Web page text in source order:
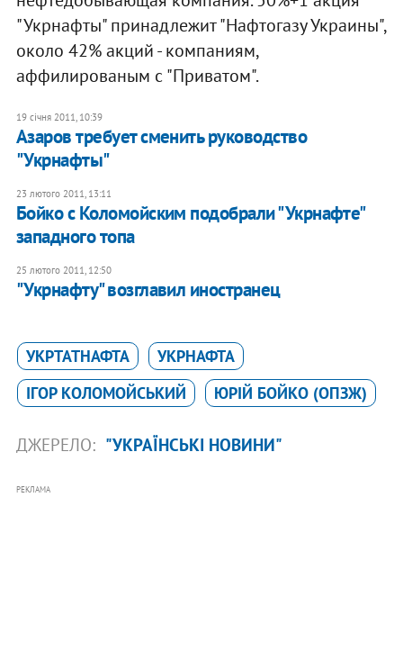
"Укрнафты" принадлежит "Нафтогазу Украины",
около 42% акций - компаниям,
аффилированым с "Приватом".
19 січня 2011, 10:39
Азаров требует сменить руководство
"Укрнафты"
23 лютого 2011, 13:11
Бойко с Коломойским подобрали "Укрнафте"
западного топа
25 лютого 2011, 12:50
"Укрнафту" возглавил иностранец
УКРТАТНАФТА
УКРНАФТА
ІГОР КОЛОМОЙСЬКИЙ
ЮРІЙ БОЙКО (ОПЗЖ)
ДЖЕРЕЛО: "УКРАЇНСЬКІ НОВИНИ"
РЕКЛАМА